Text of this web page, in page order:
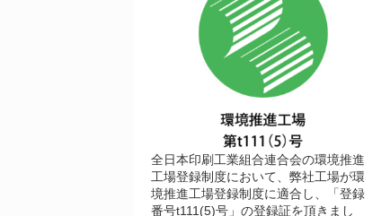
全日本印刷工業組合連合会の環境推進
工場登録制度において、弊社工場が環
境推進工場登録制度に適合し、「登録
番号t111(5)号」の登録証を頂きまし